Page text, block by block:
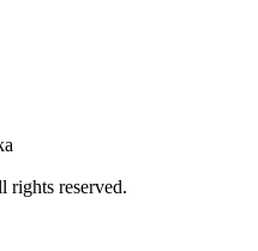
rights reserved.